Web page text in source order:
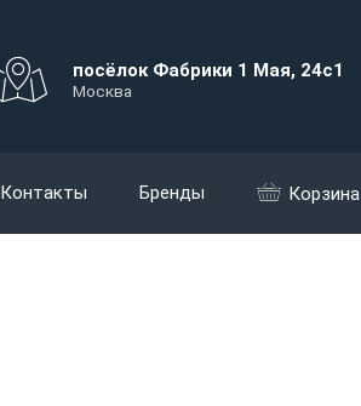
посёлок Фабрики 1 Мая, 24с1
Москва
Контакты Бренды Корзина